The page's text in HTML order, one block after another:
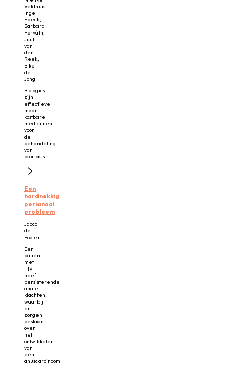
Veldhuis,
Inge
Haeck,
Barbara
Horváth,
Juul
van
den
Reek,
Elke
de
Jong
Biologics
zijn
effectieve
maar
kostbare
medicijnen
voor
de
behandeling
van
psoriasis.
Een
hardnekkig
perianaal
probleem
Jacco
de
Pooter
Een
patiënt
met
HIV
heeft
persisterende
anale
klachten,
waarbij
er
zorgen
bestaan
over
het
ontwikkelen
van
een
anuscarcinoom